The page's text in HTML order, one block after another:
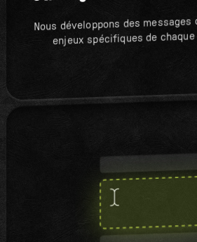
Nous développons des
enjeux spécifiques de